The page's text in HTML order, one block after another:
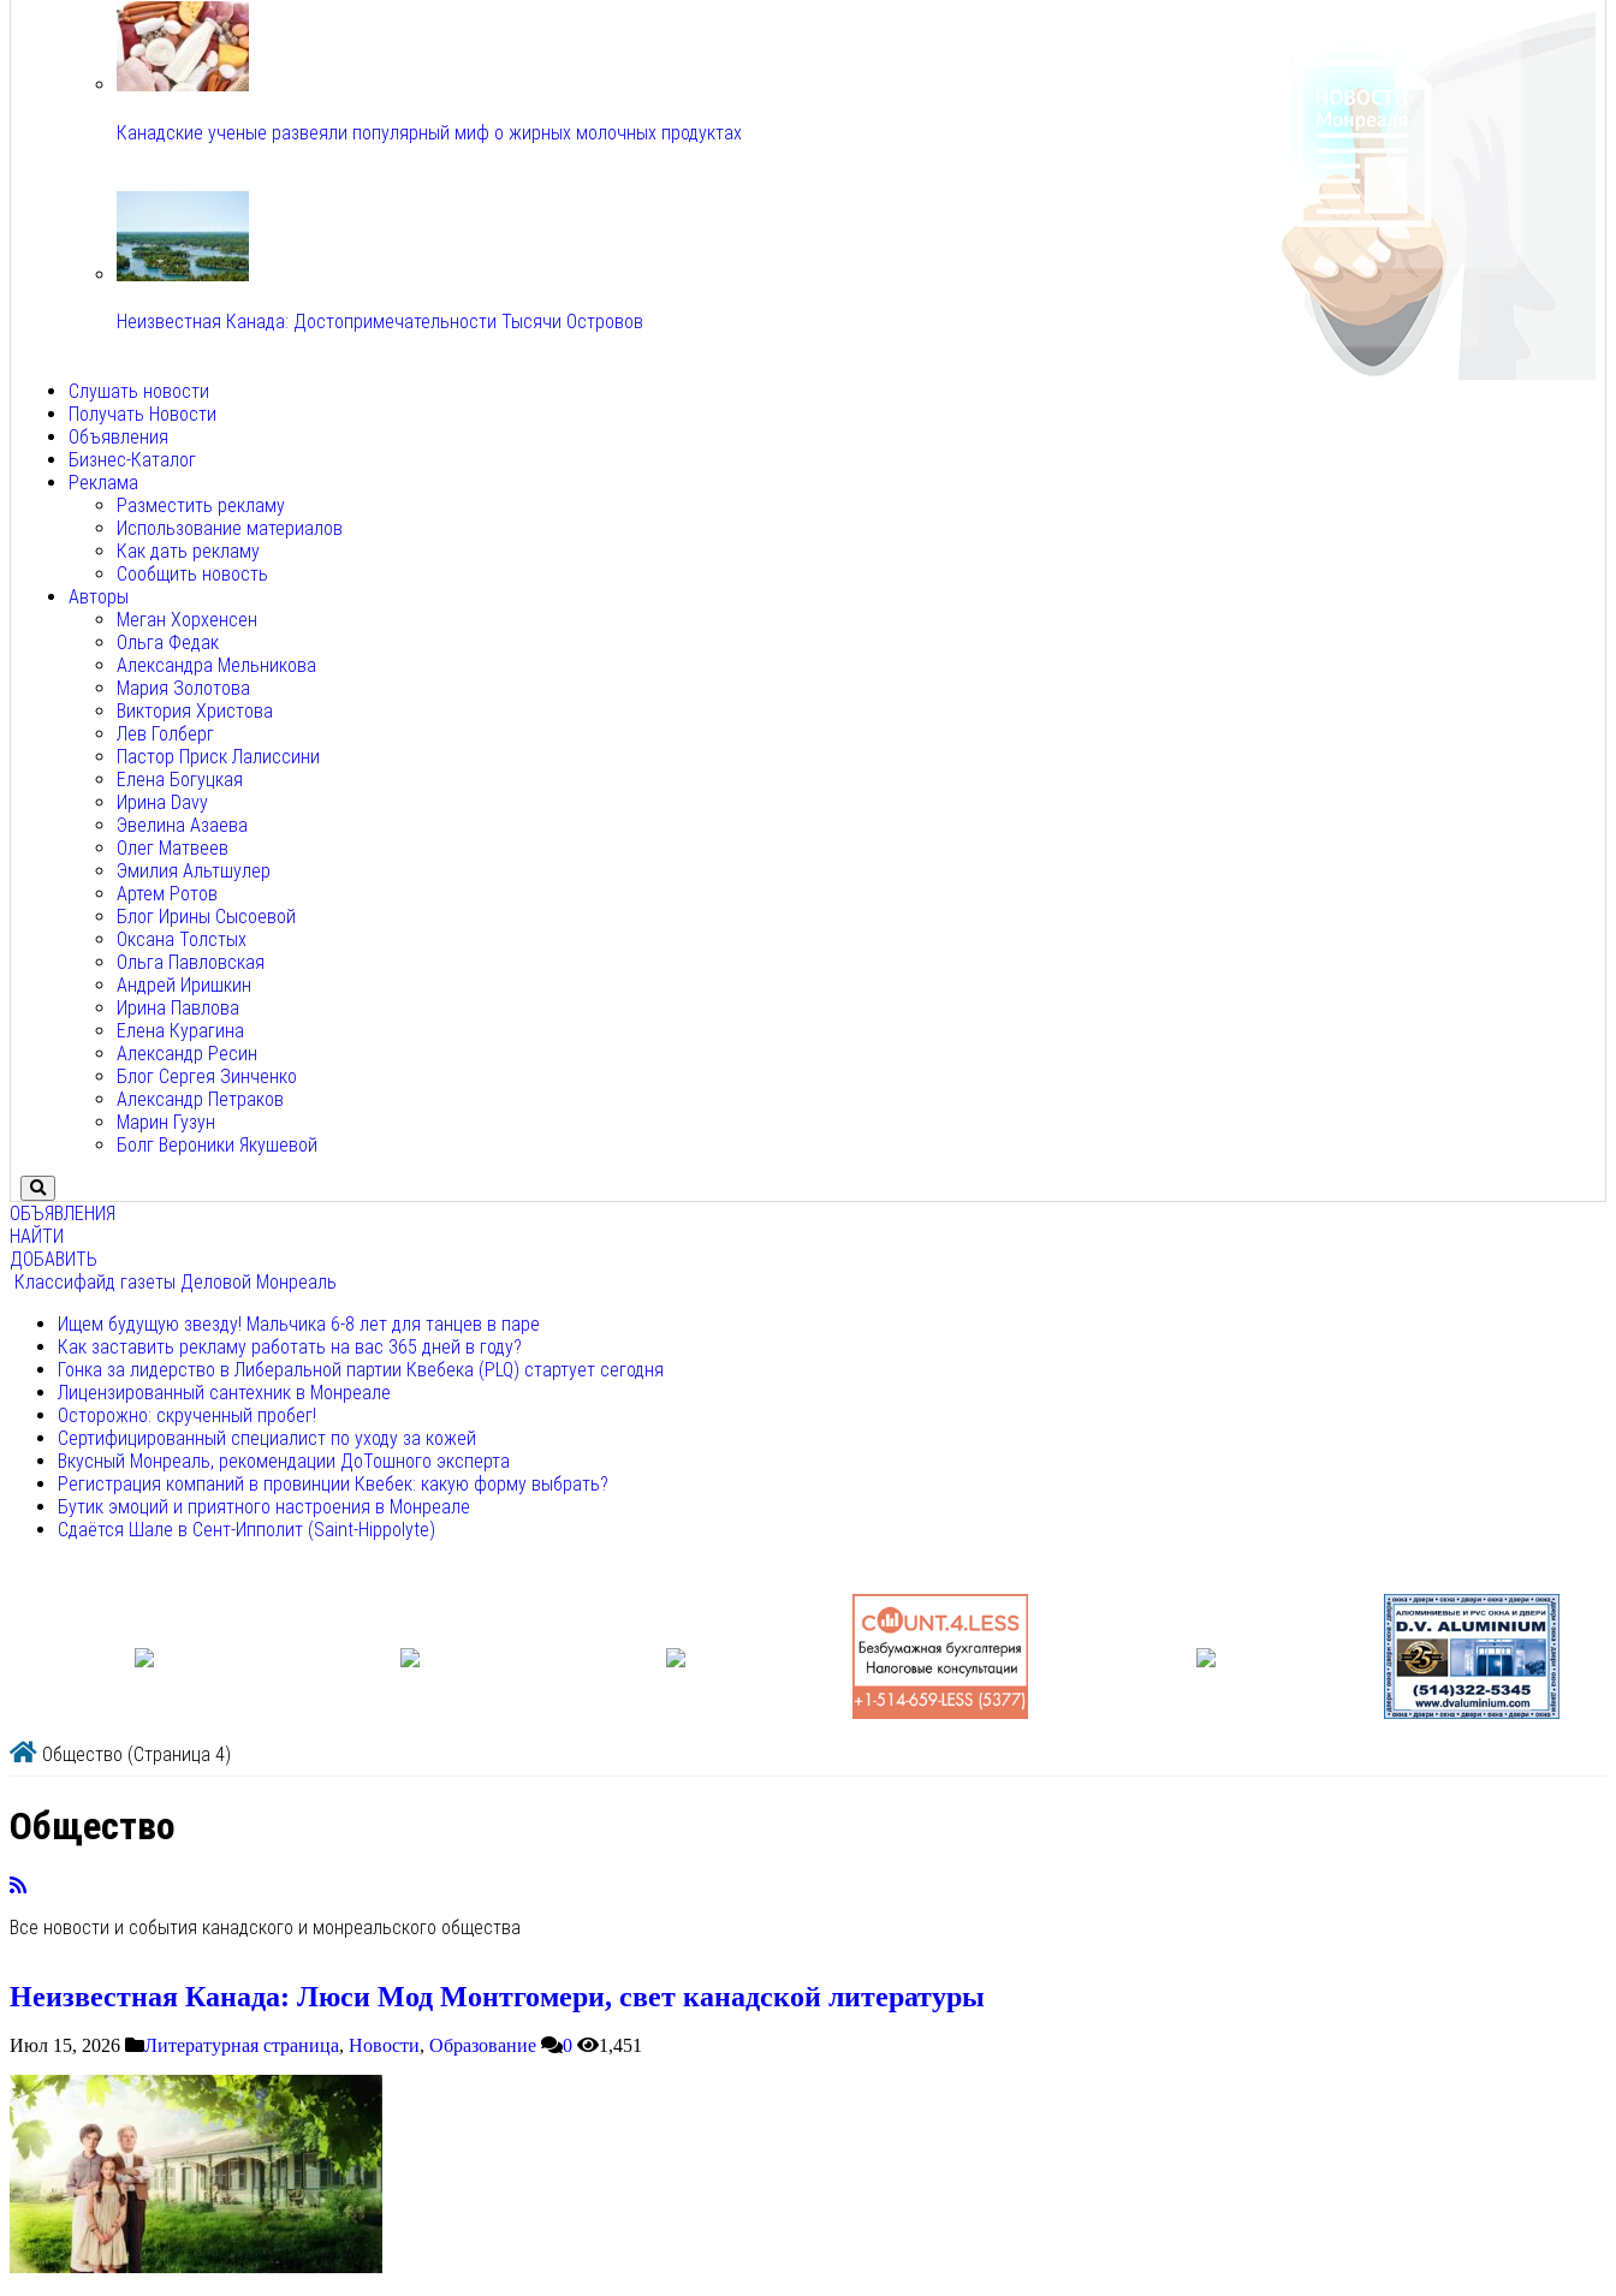
Канадские ученые развеяли популярный миф о жирных молочных продуктах
Неизвестная Канада: Достопримечательности Тысячи Островов
Слушать новости
Получать Новости
Объявления
Бизнес-Каталог
Реклама
Разместить рекламу
Использование материалов
Как дать рекламу
Сообщить новость
Авторы
Меган Хорхенсен
Ольга Федак
Александра Мельникова
Мария Золотова
Виктория Христова
Лев Голберг
Пастор Приск Лалиссини
Елена Богуцкая
Ирина Davy
Эвелина Азаева
Олег Матвеев
Эмилия Альтшулер
Артем Ротов
Блог Ирины Сысоевой
Оксана Толстых
Ольга Павловская
Андрей Иришкин
Ирина Павлова
Елена Курагина
Александр Ресин
Блог Сергея Зинченко
Александр Петраков
Марин Гузун
Болг Вероники Якушевой
ОБЪЯВЛЕНИЯ
НАЙТИ
ДОБАВИТЬ
Классифайд газеты Деловой Монреаль
Ищем будущую звезду! Мальчика 6-8 лет для танцев в паре
Как заставить рекламу работать на вас 365 дней в году?
Гонка за лидерство в Либеральной партии Квебека (PLQ) стартует сегодня
Лицензированный сантехник в Монреале
Осторожно: скрученный пробег!
Сертифицированный специалист по уходу за кожей
Вкусный Монреаль, рекомендации ДоТошного эксперта
Регистрация компаний в провинции Квебек: какую форму выбрать?
Бутик эмоций и приятного настроения в Монреале
Сдаётся Шале в Сент-Ипполит (Saint-Hippolyte)
Общество (Страница 4)
Общество
Все новости и события канадского и монреальского общества
Неизвестная Канада: Люси Мод Монтгомери, свет канадской литературы
Июл 15, 2026 Литературная страница, Новости, Образование 0 1,451